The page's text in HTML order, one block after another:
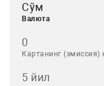
Сўм
Валюта
0
Картанинг (эмиссия)
5 йил